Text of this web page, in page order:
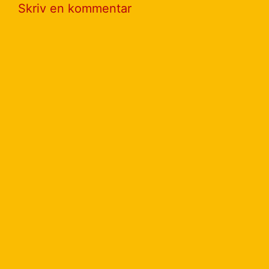
Skriv en kommentar